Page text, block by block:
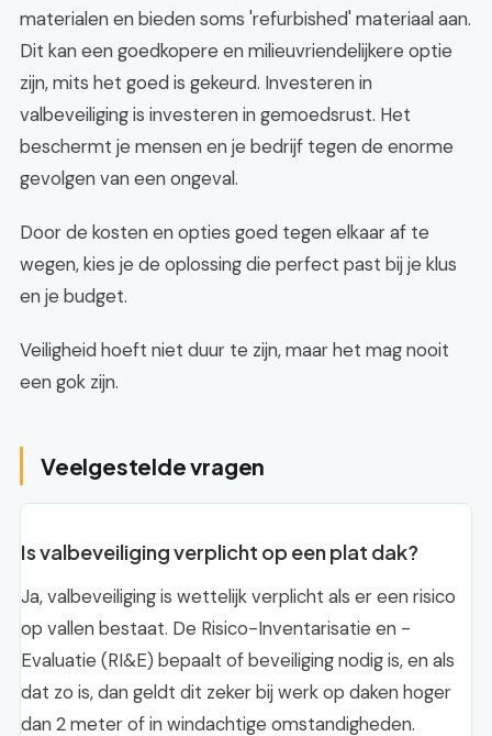
materialen en bieden soms 'refurbished' materiaal aan.
Dit kan een goedkopere en milieuvriendelijkere optie
zijn, mits het goed is gekeurd. Investeren in
valbeveiliging is investeren in gemoedsrust. Het
beschermt je mensen en je bedrijf tegen de enorme
gevolgen van een ongeval.
Door de kosten en opties goed tegen elkaar af te
wegen, kies je de oplossing die perfect past bij je klus
en je budget.
Veiligheid hoeft niet duur te zijn, maar het mag nooit
een gok zijn.
Veelgestelde vragen
Is valbeveiliging verplicht op een plat dak?
Ja, valbeveiliging is wettelijk verplicht als er een risico
op vallen bestaat. De Risico-Inventarisatie en -
Evaluatie (RI&E) bepaalt of beveiliging nodig is, en als
dat zo is, dan geldt dit zeker bij werk op daken hoger
dan 2 meter of in windachtige omstandigheden.